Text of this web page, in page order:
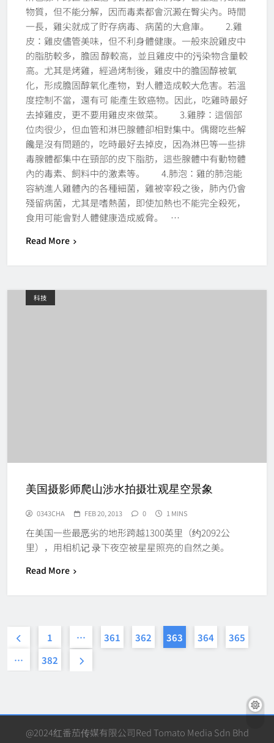
物質，但不能分解，因而毒素都會沉澱在臀尖內。時間
一長，雞尖就成了貯存病毒、病菌的大倉庫。 2.雞
皮：雞皮儘管美味，但不利身體健康。一般來說雞皮中
的脂肪較多，膽固 醇較高，並且雞皮中的污染物含量較
高。尤其是烤雞，經過烤制後，雞皮中的膽固醇被氧
化，形成膽固醇氧化產物，對人體造成較大危害。若溫
度控制不當，還有可 能產生致癌物。因此，吃雞時最好
去掉雞皮，更不要用雞皮來做菜。 3.雞脖：這個部
位肉很少，但血管和淋巴腺體卻相對集中。偶爾吃些解
饞是沒有問題的，吃時最好去掉皮，因為淋巴等一些排
毒腺體都集中在頸部的皮下脂肪，這些腺體中有動物體
內的毒素、飼料中的激素等。 4.肺泡：雞的肺泡能
容納進人雞體內的各種細菌，雞被宰殺之後，肺內仍會
殘留病菌，尤其是嗜熱菌，即使加熱也不能完全殺死，
食用可能會對人體健康造成威脅。 …
Read More
科技
美国摄影师爬山涉水拍摄壮观星空景象
0343CHA FEB 20, 2013 0 1 MINS
在美国一些最恶劣的地形跨越1300英里（约2092公
里），用相机记 录下夜空被星星照亮的自然之美。
Read More
1 … 361 362 363 364
365
…
382
@2024红番茄传媒有限公司Red Tomato Media Sdn Bhd